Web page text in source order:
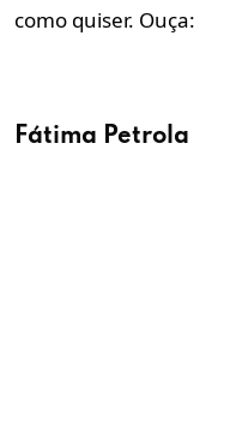
como quiser. Ouça:
Fátima Petrola